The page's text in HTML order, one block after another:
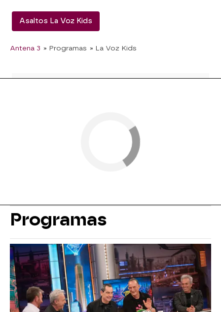
Asaltos La Voz Kids
Antena 3 » Programas » La Voz Kids
Programas